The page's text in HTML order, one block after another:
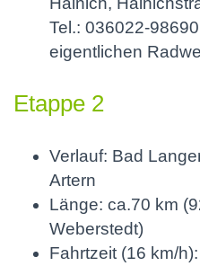
Tel.: 036022-
eigentlichen
Etappe 2
Verlauf: Bad
Artern
Länge: ca.70 km
Weberstedt)
Fahrtzeit (16 km/